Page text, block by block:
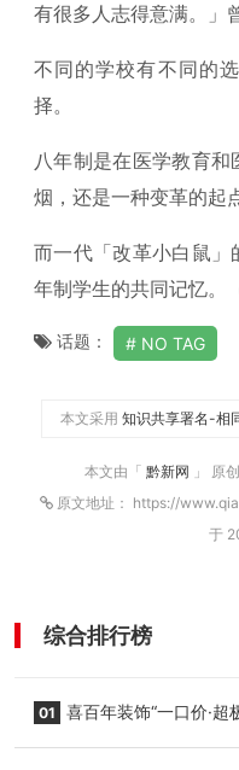
有很多人志得意满。」
不同的学校有不同的
择。
八年制是在医学教育
烟，还是一种变革的起
而一代「改革小白鼠」
年制学生的共同记忆。
话题： NO TAG
本文采用 知识共享署名-相
本文由「 黔新网 」 原
原文地址： https://
于
综合排行榜
01 喜百年装饰“一口价·